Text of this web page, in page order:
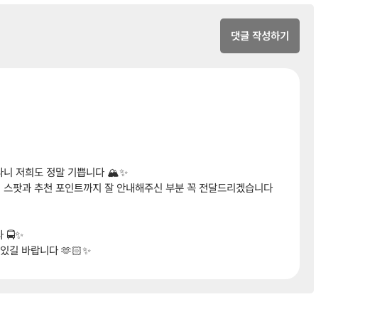
댓글 작성하기
니 저희도 정말 기쁩니다 🏔️✨
팟과 추천 포인트까지 잘 안내해주신 부분 꼭 전달드리겠습니다
🚍✨
길 바랍니다 🫶🏻✨